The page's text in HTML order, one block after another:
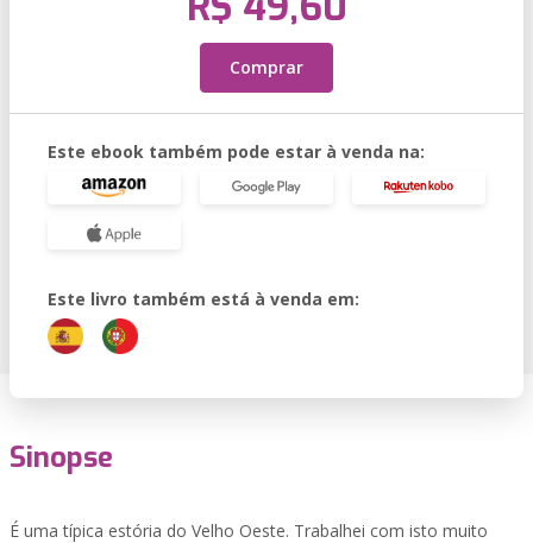
Comprar
Este ebook também pode estar à venda na:
Este livro também está à venda em:
Sinopse
É uma típica estória do Velho Oeste. Trabalhei com isto muito